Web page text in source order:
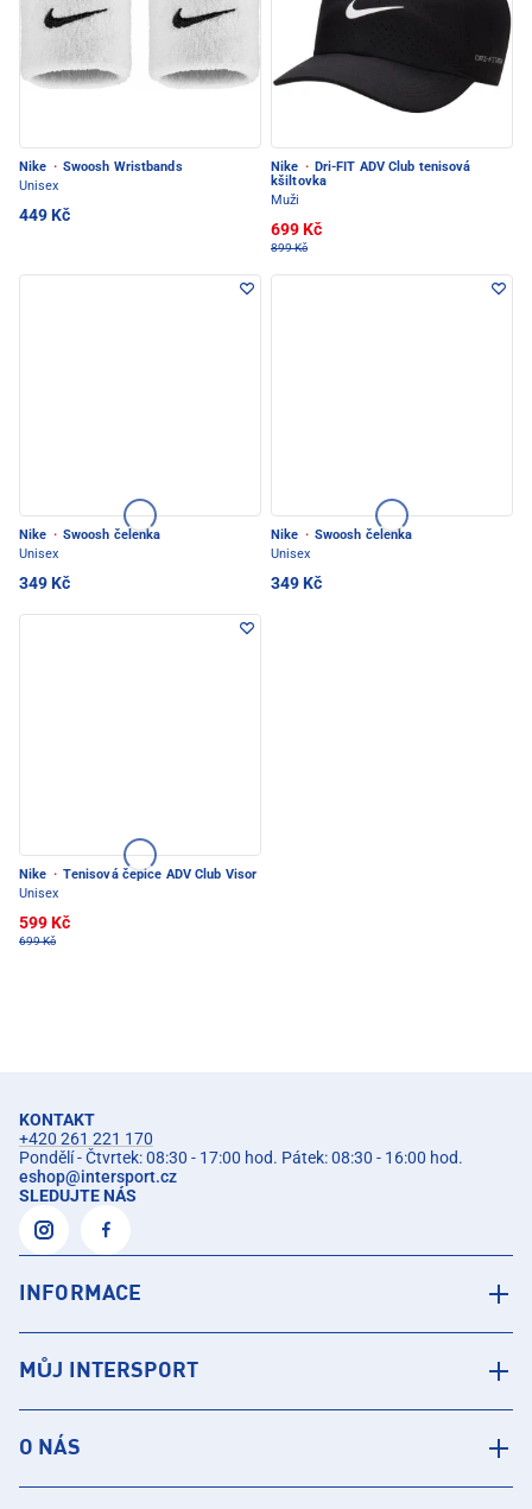
Nike · Swoosh Wristbands
Unisex
449 Kč
Nike · Dri-FIT ADV Club tenisová
kšiltovka
Muži
699 Kč
899 Kč
Nike · Swoosh čelenka
Unisex
349 Kč
Nike · Swoosh čelenka
Unisex
349 Kč
Nike · Tenisová čepice ADV Club Visor
Unisex
599 Kč
699 Kč
KONTAKT
+420 261 221 170
Pondělí - Čtvrtek: 08:30 - 17:00 hod. Pátek: 08:30 - 16:00 hod.
eshop@intersport.cz
SLEDUJTE NÁS
INFORMACE
MŮJ INTERSPORT
O NÁS